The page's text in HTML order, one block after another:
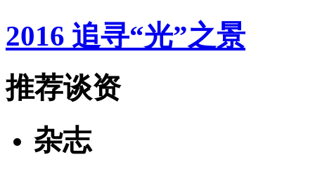
2016 追寻“光”之景
推荐谈资
杂志